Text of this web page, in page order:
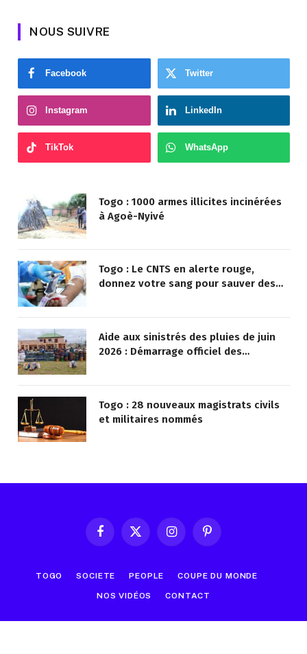
NOUS SUIVRE
Facebook Twitter
Instagram LinkedIn
TikTok WhatsApp
Togo : 1000 armes illicites incinérées
à Agoè-Nyivé
Togo : Le CNTS en alerte rouge,
donnez votre sang pour sauver des
Aide aux sinistrés des pluies de juin
2026 : Démarrage officiel des
Togo : 28 nouveaux magistrats civils
et militaires nommés
FacebookX
InstagramPinterest
TOGO SOCIETE PEOPLE COUPE DU MONDE
NOS VIDÉOS CONTACT